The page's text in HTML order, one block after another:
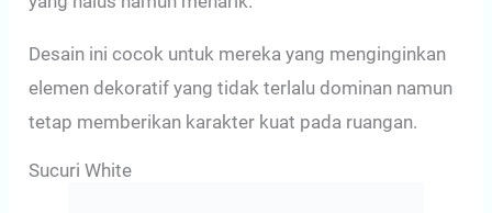
Desain ini cocok untuk mereka yang menginginkan
elemen dekoratif yang tidak terlalu dominan namun
tetap memberikan karakter kuat pada ruangan.
Sucuri White